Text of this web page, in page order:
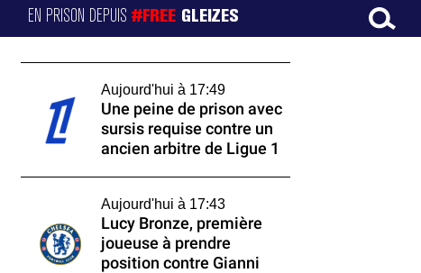
EN PRISON DEPUIS#FREE GLEIZES
Aujourd'hui à 17:49
Une peine de prison avec
sursis requise contre un
ancien arbitre de Ligue 1
Aujourd'hui à 17:43
Lucy Bronze, première
joueuse à prendre
position contre Gianni